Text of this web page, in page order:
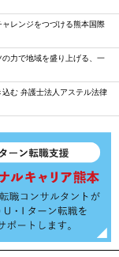
ャレンジをつづける熊本国際
の力で地域を盛り上げる、一
む 弁護士法人アステル法律